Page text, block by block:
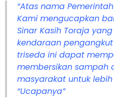
“Atas nama
Kami mengucapkan
Sinar Kasih Toraja
kendaraan
triseda ini dapat
membersikan sampah
masyarakat untuk
“Ucapanya”